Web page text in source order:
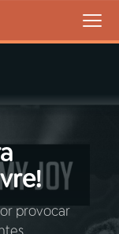
provocar